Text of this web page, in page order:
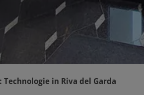
Technologie in Riva del Garda